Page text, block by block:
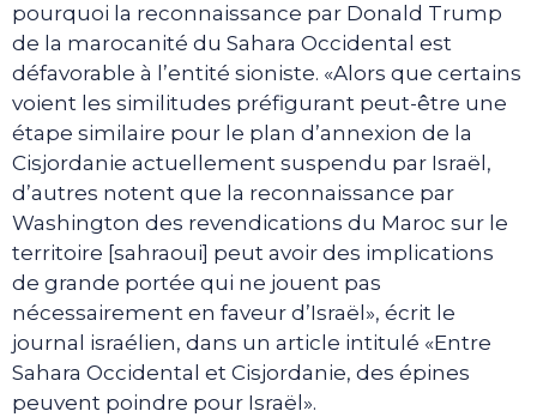
pourquoi la reconnaissance par Donald Trump
de la marocanité du Sahara Occidental est
défavorable à l’entité sioniste. «Alors que certains
voient les similitudes préfigurant peut-être une
étape similaire pour le plan d’annexion de la
Cisjordanie actuellement suspendu par Israël,
d’autres notent que la reconnaissance par
Washington des revendications du Maroc sur le
territoire [sahraoui] peut avoir des implications
de grande portée qui ne jouent pas
nécessairement en faveur d’Israël», écrit le
journal israélien, dans un article intitulé «Entre
Sahara Occidental et Cisjordanie, des épines
peuvent poindre pour Israël».